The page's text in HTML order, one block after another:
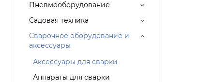
Пневмооборудование
Садовая техника
Сварочное оборудование и
аксессуары
Аксессуары для сварки
Аппараты для сварки